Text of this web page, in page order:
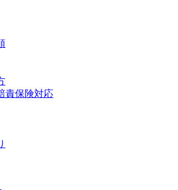
責保険対応